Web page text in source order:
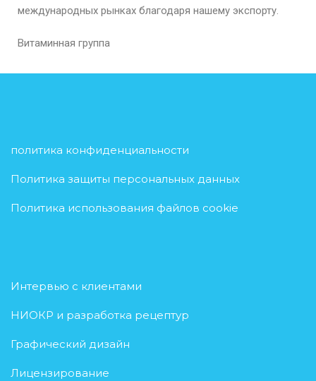
международных рынках благодаря нашему экспорту.
Витаминная группа
политика конфиденциальности
Политика защиты персональных данных
Политика использования файлов cookie
Интервью с клиентами
НИОКР и разработка рецептур
Графический дизайн
Лицензирование